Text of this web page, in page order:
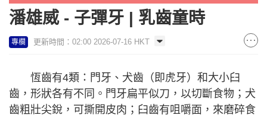
潘雄威 - 子彈牙 | 乳齒童時
專欄 更新時間：02:00 2026-07-16 HKT
恆齒有4類：門牙、犬齒（即虎牙）和大小臼
齒，形狀各有不同。門牙扁平似刀，以切斷食物；犬
齒粗壯尖銳，可撕開皮肉；臼齒有咀嚼面，來磨碎食